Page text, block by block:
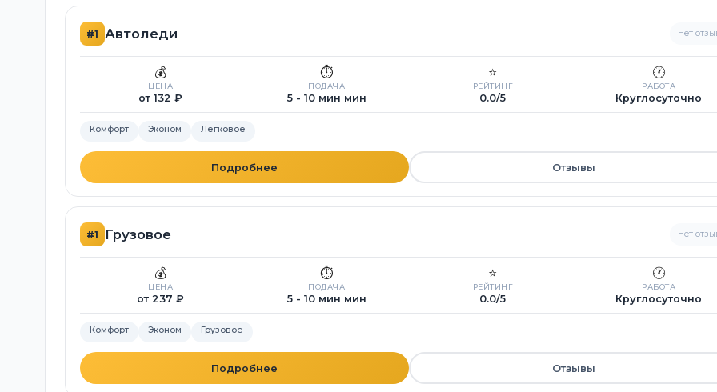
#1 Автоледи Нет
💰
ЦЕНА
от 132 ₽
⏱️
ПОДАЧА
5 - 10 мин мин
⭐
РЕЙТИНГ
0.0/5
🕐
РАБОТА
Круглосуточно
Комфорт Эконом Легковое
Подробнее Отзывы
#1 Грузовое Нет
💰
ЦЕНА
от 237 ₽
⏱️
ПОДАЧА
5 - 10 мин мин
⭐
РЕЙТИНГ
0.0/5
🕐
РАБОТА
Круглосуточно
Комфорт Эконом Грузовое
Подробнее Отзывы